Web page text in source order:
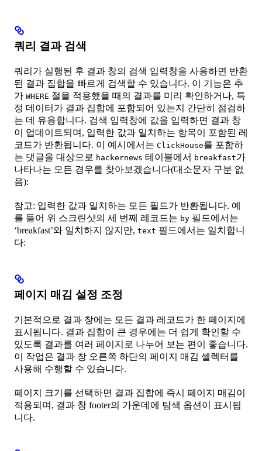
쿼리 결과 검색
쿼리가 실행된 후 결과 창의 검색 입력창을 사용하면 반환
된 결과 집합을 빠르게 검색할 수 있습니다. 이 기능은 추
가 WHERE 절을 적용했을 때의 결과를 미리 확인하거나, 특
정 데이터가 결과 집합에 포함되어 있는지 간단히 점검하
는 데 유용합니다. 검색 입력창에 값을 입력하면 결과 창
이 업데이트되며, 입력한 값과 일치하는 항목이 포함된 레
코드가 반환됩니다. 이 예시에서는 ClickHouse를 포함하
는 댓글을 대상으로 hackernews 테이블에서 breakfast가
나타나는 모든 경우를 찾아보겠습니다(대소문자 구분 없
음):
참고: 입력한 값과 일치하는 모든 필드가 반환됩니다. 예
를 들어 위 스크린샷의 세 번째 레코드는 by 필드에서는
‘breakfast’와 일치하지 않지만, text 필드에서는 일치합니
다:
페이지 매김 설정 조정
기본적으로 결과 창에는 모든 결과 레코드가 한 페이지에
표시됩니다. 결과 집합이 큰 경우에는 더 쉽게 확인할 수
있도록 결과를 여러 페이지로 나누어 보는 편이 좋습니다.
이 작업은 결과 창 오른쪽 하단의 페이지 매김 셀렉터를
사용해 수행할 수 있습니다.
페이지 크기를 선택하면 결과 집합에 즉시 페이지 매김이
적용되며, 결과 창 footer의 가운데에 탐색 옵션이 표시됩
니다.